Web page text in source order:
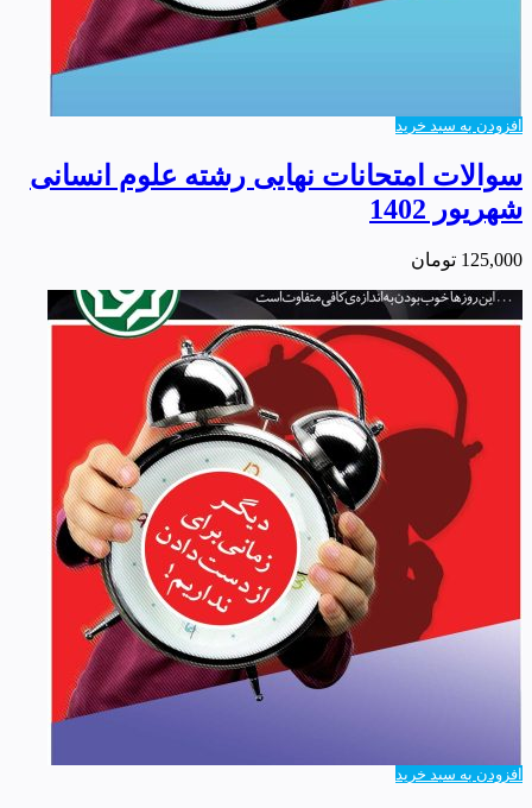
افزودن به سبد خرید
سوالات امتحانات نهایی رشته علوم انسانی
شهریور 1402
125,000 تومان
افزودن به سبد خرید